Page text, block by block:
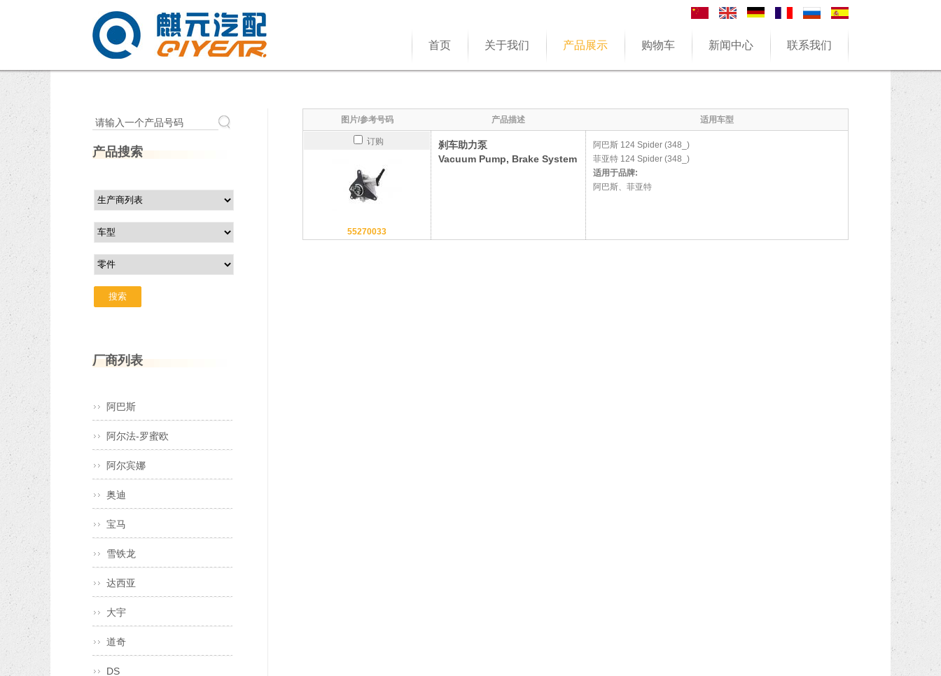
首页 关于我们 产品展示 购物车 新闻中心 联系我们
图片/参考号码 产品描述 适用车型
订购
55270033
刹车助力泵
Vacuum Pump, Brake System
阿巴斯 124 Spider (348_)
菲亚特 124 Spider (348_)
适用于品牌:
阿巴斯、菲亚特
请输入一个产品号码
产品搜索
厂商列表
阿巴斯
阿尔法-罗蜜欧
阿尔宾娜
奥迪
宝马
雪铁龙
达西亚
大宇
道奇
DS